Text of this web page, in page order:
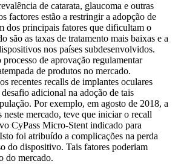
de catarata, glaucoma e outras
factores estão a restringir a adopção de
dos principais fatores que dificultam o
são as taxas de tratamento mais baixas e a
nos países subdesenvolvidos.
de aprovação regulamentar
de produtos no mercado.
recentes recalls de implantes oculares
adicional na adoção de tais
Por exemplo, em agosto de 2018, a
mercado, teve que iniciar o recall
CyPass Micro-Stent indicado para
foi atribuído a complicações na perda
do dispositivo. Tais fatores poderiam
do mercado.